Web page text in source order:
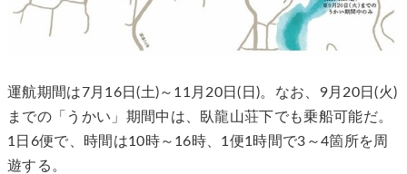
運航期間は7月16日(土)～11月20日(日)。なお、9月20日(火)
までの「うかい」期間中は、臥龍山荘下でも乗船可能だ。
1日6便で、時間は10時～16時、1便1時間で3～4箇所を周
遊する。